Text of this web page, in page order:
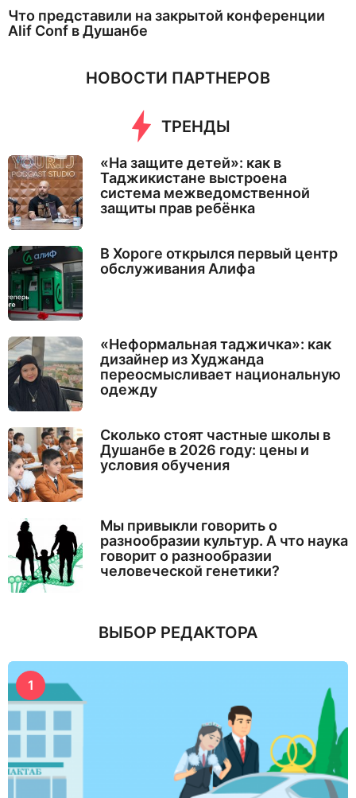
Что представили на закрытой конференции
Alif Conf в Душанбе
НОВОСТИ ПАРТНЕРОВ
ТРЕНДЫ
«На защите детей»: как в
Таджикистане выстроена
система межведомственной
защиты прав ребёнка
В Хороге открылся первый центр
обслуживания Алифа
«Неформальная таджичка»: как
дизайнер из Худжанда
переосмысливает национальную
одежду
Сколько стоят частные школы в
Душанбе в 2026 году: цены и
условия обучения
Мы привыкли говорить о
разнообразии культур. А что наука
говорит о разнообразии
человеческой генетики?
ВЫБОР РЕДАКТОРА
1